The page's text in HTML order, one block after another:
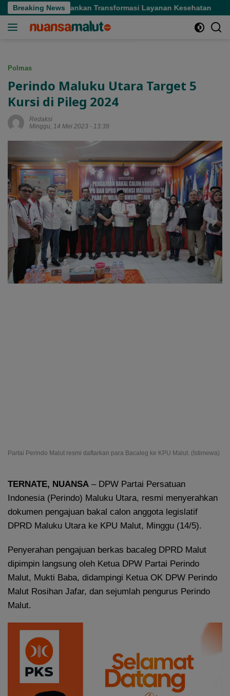
Langsung
ke
Breaking News
Tekankan Transformasi Layanan Kesehatan
Polmas
Perindo Maluku Utara Target 5
Kursi di Pileg 2024
Redaksi
Minggu, 14 Mei 2023 - 13:39
Partai Perindo Malut resmi daftarkan para Bacaleg ke KPU Malut. (Istimewa)
TERNATE, NUANSA – DPW Partai Persatuan
Indonesia (Perindo) Maluku Utara, resmi menyerahkan
dokumen pengajuan bakal calon anggota legislatif
DPRD Maluku Utara ke KPU Malut, Minggu (14/5).
Penyerahan pengajuan berkas bacaleg DPRD Malut
dipimpin langsung oleh Ketua DPW Partai Perindo
Malut, Mukti Baba, didampingi Ketua OK DPW Perindo
Malut Rosihan Jafar, dan sejumlah pengurus Perindo
Malut.